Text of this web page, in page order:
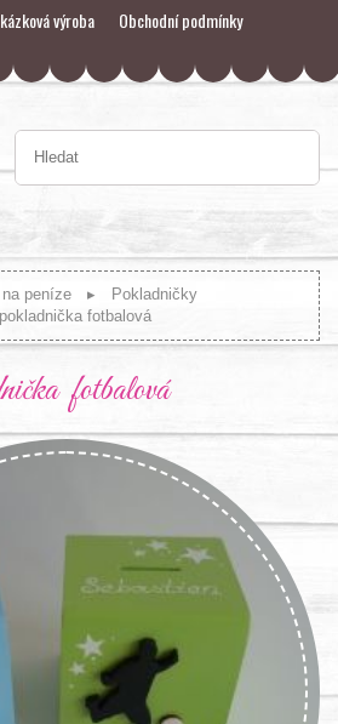
výroba
Obchodní podmínky
peníze
Pokladničky
fotbalová
fotbalová